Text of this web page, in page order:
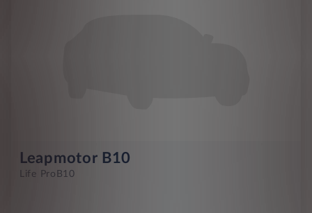
Leapmotor B10
Life Pro B10